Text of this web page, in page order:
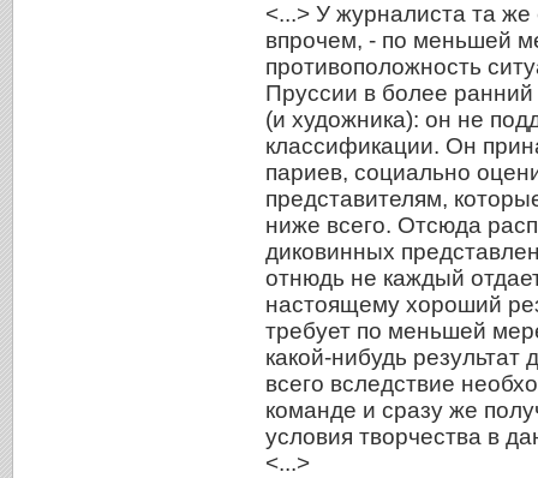
<...> У журналиста та же
впрочем, - по меньшей
противоположность
Пруссии в более
(и художника): он не
классификации. Он
париев, социально
представителям,
ниже всего. Отсюда
диковинных
отнюдь не каждый
настоящему хороший
требует по меньшей
какой-нибудь результат
всего вследствие
команде и сразу же
условия творчества в
<...>